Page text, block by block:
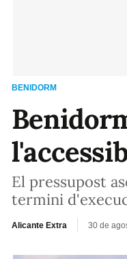
BENIDORM
El pressupost
termini
Alicante Extra 30 de